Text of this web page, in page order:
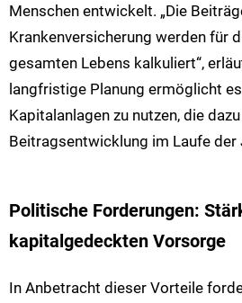
Menschen entwickelt. „Die
Krankenversicherung werden für
gesamten Lebens kalkuliert“,
langfristige Planung ermöglicht es
Kapitalanlagen zu nutzen, die
Beitragsentwicklung im Laufe der
Politische Forderungen:
kapitalgedeckten Vorsorge
In Anbetracht dieser Vorteile